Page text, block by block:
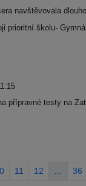
navštěvovala
prioritní školu-
přípravné testy na
11 12 36